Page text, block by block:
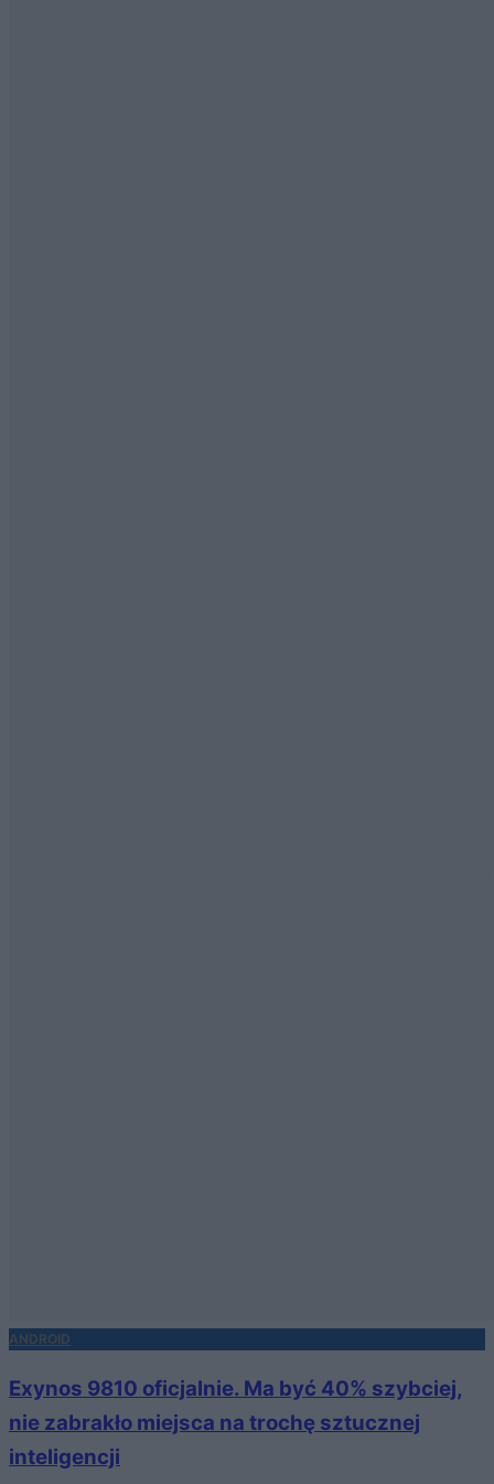
ANDROID
Exynos 9810 oficjalnie. Ma być 40% szybciej,
nie zabrakło miejsca na trochę sztucznej
inteligencji